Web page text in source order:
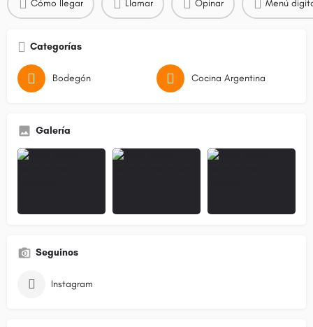
Cómo llegar Llamar Opinar Menú
Categorías
Bodegón Cocina Argentina
Galería
Seguinos
Instagram